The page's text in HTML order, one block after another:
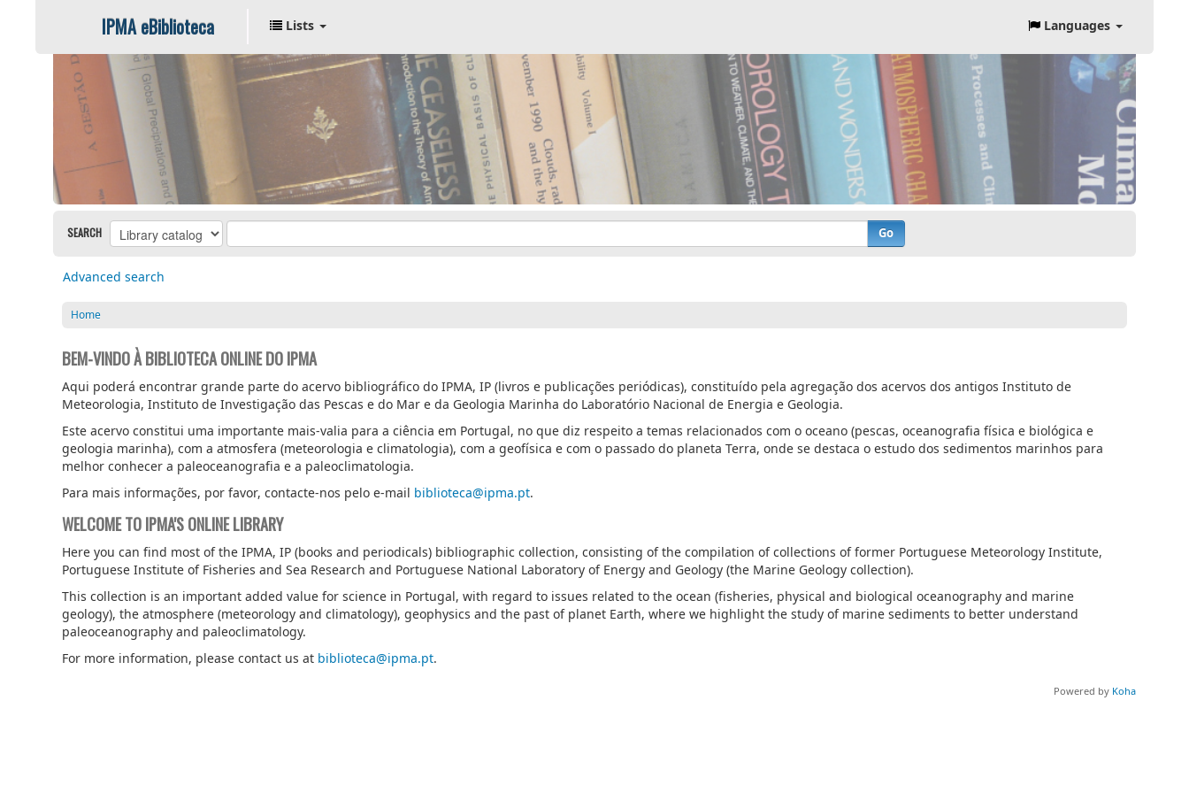
IPMA eBiblioteca Lists Languages
SEARCH Go
Advanced search
Home
BEM-VINDO À BIBLIOTECA ONLINE DO IPMA
Aqui poderá encontrar grande parte do acervo bibliográfico do IPMA, IP (livros e publicações periódicas), constituído pela agregação dos acervos dos antigos Instituto de
Meteorologia, Instituto de Investigação das Pescas e do Mar e da Geologia Marinha do Laboratório Nacional de Energia e Geologia.
Este acervo constitui uma importante mais-valia para a ciência em Portugal, no que diz respeito a temas relacionados com o oceano (pescas, oceanografia física e biológica e
geologia marinha), com a atmosfera (meteorologia e climatologia), com a geofísica e com o passado do planeta Terra, onde se destaca o estudo dos sedimentos marinhos para
melhor conhecer a paleoceanografia e a paleoclimatologia.
Para mais informações, por favor, contacte-nos pelo e-mail biblioteca@ipma.pt.
WELCOME TO IPMA'S ONLINE LIBRARY
Here you can find most of the IPMA, IP (books and periodicals) bibliographic collection, consisting of the compilation of collections of former Portuguese Meteorology Institute,
Portuguese Institute of Fisheries and Sea Research and Portuguese National Laboratory of Energy and Geology (the Marine Geology collection).
This collection is an important added value for science in Portugal, with regard to issues related to the ocean (fisheries, physical and biological oceanography and marine
geology), the atmosphere (meteorology and climatology), geophysics and the past of planet Earth, where we highlight the study of marine sediments to better understand
paleoceanography and paleoclimatology.
For more information, please contact us at biblioteca@ipma.pt.
Powered by Koha